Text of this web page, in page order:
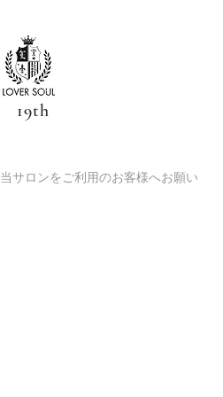
19th
当サロンをご利用のお客様へお願い